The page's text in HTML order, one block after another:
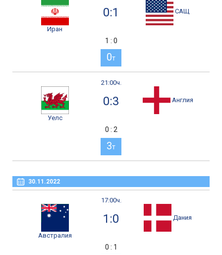
Иран
0:1 САЩ
1 : 0
0т
21:00ч.
Уелс
0:3 Англия
0 : 2
3т
30.11.2022
17:00ч.
Австралия
1:0 Дания
0 : 1